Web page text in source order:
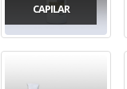
CAPILAR